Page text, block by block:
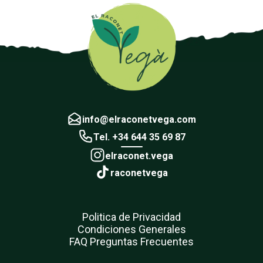
info@elraconetvega.com
Tel. +34 644 35 69 87
elraconet.vega
raconetvega
Politica de Privacidad
Condiciones Generales
FAQ Preguntas Frecuentes